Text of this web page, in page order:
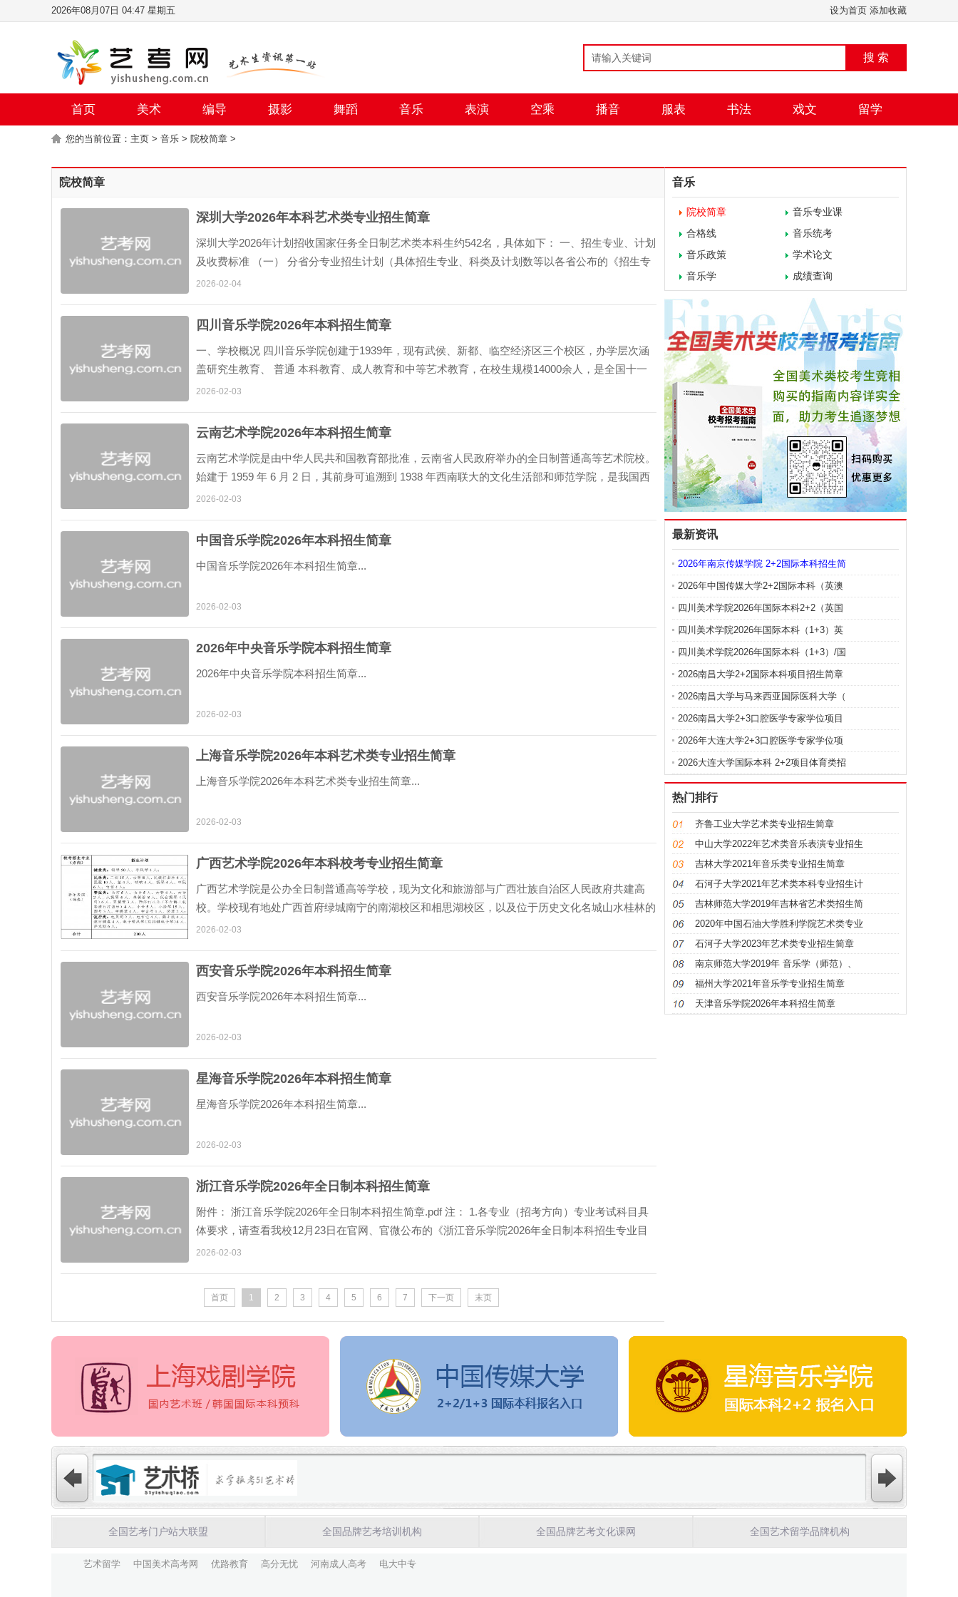
设为首页 添加收藏
2026年08月07日 04:47 星期五
搜 索
首页 美术 编导 摄影 舞蹈 音乐 表演 空乘 播音 服表 书法 戏文 留学
您的当前位置： 主页 > 音乐 > 院校简章 >
院校简章
深圳大学2026年本科艺术类专业招生简章
深圳大学2026年计划招收国家任务全日制艺术类本科生约542名，具体如下： 一、招生专业、计划
及收费标准 （一） 分省分专业招生计划（具体招生专业、科类及计划数等以各省公布的《招生专
业目录》为准） 招生专业 （招考方 向） 小计 广东 辽宁 黑龙江 江苏 浙...
2026-02-04
四川音乐学院2026年本科招生简章
一、学校概况 四川音乐学院创建于1939年，现有武侯、新都、临空经济区三个校区，办学层次涵
盖研究生教育、 普通 本科教育、成人教育和中等艺术教育，在校生规模14000余人，是全国十一
所独立设置的专业音乐学院之一。 学校现有艺术学一级学科硕士学位授权点，...
2026-02-03
云南艺术学院2026年本科招生简章
云南艺术学院是由中华人民共和国教育部批准，云南省人民政府举办的全日制普通高等艺术院校。
始建于 1959 年 6 月 2 日，其前身可追溯到 1938 年西南联大的文化生活部和师范学院，是我国西
南地区一所特色鲜明、艺术门类齐全的综合性高等艺术院校，是全国 8 所...
2026-02-03
中国音乐学院2026年本科招生简章
中国音乐学院2026年本科招生简章...
2026-02-03
2026年中央音乐学院本科招生简章
2026年中央音乐学院本科招生简章...
2026-02-03
上海音乐学院2026年本科艺术类专业招生简章
上海音乐学院2026年本科艺术类专业招生简章...
2026-02-03
广西艺术学院2026年本科校考专业招生简章
广西艺术学院是公办全日制普通高等学校，现为文化和旅游部与广西壮族自治区人民政府共建高
校。学校现有地处广西首府绿城南宁的南湖校区和相思湖校区，以及位于历史文化名城山水桂林的
桂林校区，总占地面积 611.02 亩。 广西艺术学院前身是由我国著名音乐家满...
2026-02-03
西安音乐学院2026年本科招生简章
西安音乐学院2026年本科招生简章...
2026-02-03
星海音乐学院2026年本科招生简章
星海音乐学院2026年本科招生简章...
2026-02-03
浙江音乐学院2026年全日制本科招生简章
附件： 浙江音乐学院2026年全日制本科招生简章.pdf 注： 1.各专业（招考方向）专业考试科目具
体要求，请查看我校12月23日在官网、官微公布的《浙江音乐学院2026年全日制本科招生专业目
录及考试大纲》。 2.考生报考的专业（招考方向）对应的本人所在省统考子...
2026-02-03
首页 1 2 3 4 5 6 7 下一页 末页
音乐
院校简章
音乐专业课
合格线
音乐统考
音乐政策
学术论文
音乐学
成绩查询
最新资讯
2026年南京传媒学院 2+2国际本科招生简
2026年中国传媒大学2+2国际本科（英澳
四川美术学院2026年国际本科2+2（英国
四川美术学院2026年国际本科（1+3）英
四川美术学院2026年国际本科（1+3）/国
2026南昌大学2+2国际本科项目招生简章
2026南昌大学与马来西亚国际医科大学（
2026南昌大学2+3口腔医学专家学位项目
2026年大连大学2+3口腔医学专家学位项
2026大连大学国际本科 2+2项目体育类招
热门排行
齐鲁工业大学艺术类专业招生简章
中山大学2022年艺术类音乐表演专业招生
吉林大学2021年音乐类专业招生简章
石河子大学2021年艺术类本科专业招生计
吉林师范大学2019年吉林省艺术类招生简
2020年中国石油大学胜利学院艺术类专业
石河子大学2023年艺术类专业招生简章
南京师范大学2019年 音乐学（师范）、
福州大学2021年音乐学专业招生简章
天津音乐学院2026年本科招生简章
全国艺考门户站大联盟 全国品牌艺考培训机构 全国品牌艺考文化课网 全国艺术留学品牌机构
艺术留学 中国美术高考网 优路教育 高分无忧 河南成人高考 电大中专